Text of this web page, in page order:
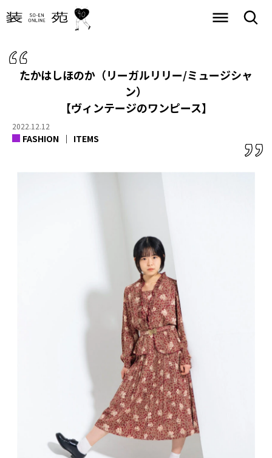
たかはしほのか（リーガルリリー/ミュージシャ
ン）
【ヴィンテージのワンピース】
2022.12.12
FASHION ITEMS